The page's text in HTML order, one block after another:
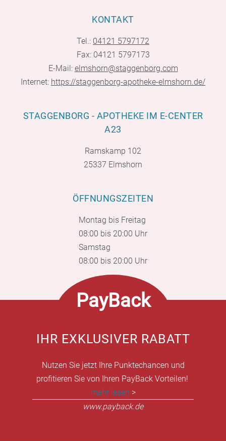
KONTAKT
Tel.: 04121 5797172
Fax: 04121 5797173
E-Mail: elmshorn@staggenborg.com
Internet: https://staggenborg-apotheke-elmshorn.de/
STAGGENBORG - APOTHEKE IM E-CENTER
A23
Ramskamp 102
25337 Elmshorn
ÖFFNUNGSZEITEN
Montag bis Freitag
08:00 bis 20:00 Uhr
Samstag
08:00 bis 20:00 Uhr
PayBack
IHR EXKLUSIVER RABATT
Nutzen Sie jetzt Ihre Punktechancen und
profitieren Sie von Ihren PayBack Vorteilen!
mehr lesen >
www.payback.de